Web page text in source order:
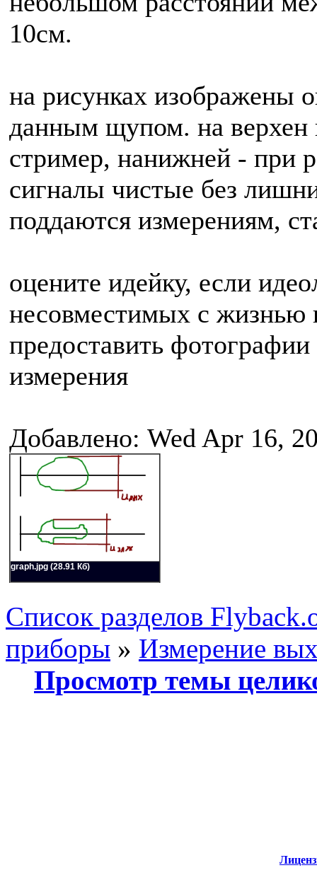
10см.
на рисунках изображены
данным щупом. на верхен
стример, нанижней - при
сигналы чистые без
поддаются измерениям,
оцените идейку, если
несовместимых с жизнью
предоставить
измерения
Добавлено: Wed Apr 16,
graph.jpg (28.91 Кб)
Список разделов
приборы » Измерение
Просмотр темы